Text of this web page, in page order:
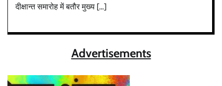
दीक्षान्त समारोह में बतौर मुख्य […]
Advertisements